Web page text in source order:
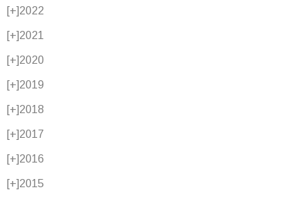
[+]2022
[+]2021
[+]2020
[+]2019
[+]2018
[+]2017
[+]2016
[+]2015